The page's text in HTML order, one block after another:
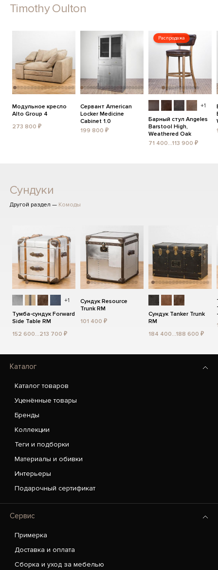
Timothy Oulton
Модульное кресло
Alto Group 4
273 800 ₽
Сервант American
Locker Medicine
Cabinet 1.0
199 800 ₽
Распродажа
+1
Барный стул Angeles
Barstool High,
Weathered Oak
71 400...113 900 ₽
Сундуки
Другой раздел — Комоды
+1
Тумба-сундук Forward
Side Table RM
152 600...213 700 ₽
Сундук Resource
Trunk RM
101 400 ₽
Сундук Tanker Trunk
RM
184 400...188 600 ₽
Каталог
Каталог товаров
Уценённые товары
Бренды
Коллекции
Теги и подборки
Материалы и обивки
Интерьеры
Подарочный сертификат
Сервис
Примерка
Доставка и оплата
Сборка и уход за мебелью